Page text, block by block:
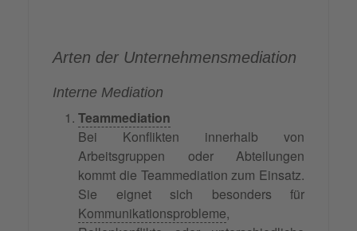
Arten der Unternehmensmediation
Interne Mediation
Teammediation
Bei Konflikten innerhalb von
Arbeitsgruppen oder Abteilungen
kommt die Teammediation zum Einsatz.
Sie eignet sich besonders für
Kommunikationsprobleme,